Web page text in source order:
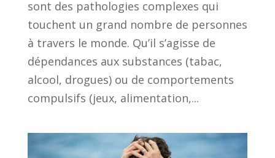
sont des pathologies complexes qui
touchent un grand nombre de personnes
à travers le monde. Qu’il s’agisse de
dépendances aux substances (tabac,
alcool, drogues) ou de comportements
compulsifs (jeux, alimentation,...